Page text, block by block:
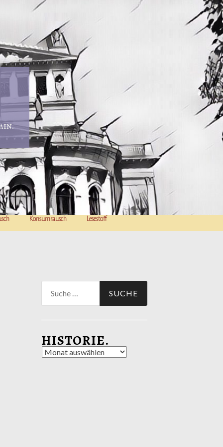
Konsumrausch
Lesestoff
nach:
HISTORIE.
Historie.